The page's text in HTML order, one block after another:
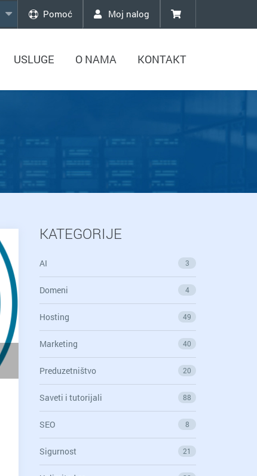
Pomoć Moj nalog
USLUGE O NAMA KONTAKT
KATEGORIJE
AI 3
Domeni 4
Hosting 49
Marketing 40
Preduzetništvo 20
Saveti i tutorijali 88
SEO 8
Sigurnost 21